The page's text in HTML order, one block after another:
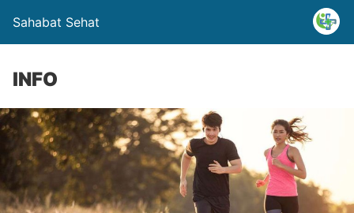
Sahabat Sehat
INFO